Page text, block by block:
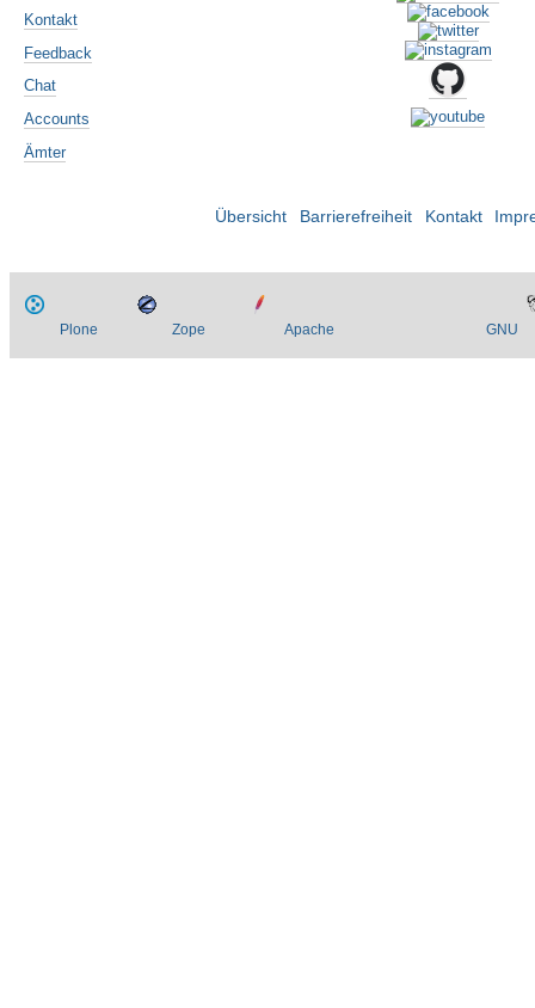
Kontakt
Feedback
Chat
Accounts
Ämter
Übersicht Barrierefreiheit Kontakt
Plone Zope Apache GNU